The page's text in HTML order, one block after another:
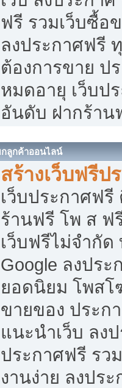
ฟรี รวมเว็บซื้อ
ลงประกาศฟรี
ต้องการขาย ป
หมดอายุ เว็บป
อันดับ ฝากร้าน
กลูกค้าออนไลน์
สร้างเว็บฟรีป
เว็บประกาศฟ
ร้านฟรี โพ ส ฟ
เว็บฟรีไม่จำกัด
Google ลงประ
ยอดนิยม โพส
ขายของ ประก
แนะนำเว็บ ลง
ประกาศฟรี รว
งานง่าย ลงปร